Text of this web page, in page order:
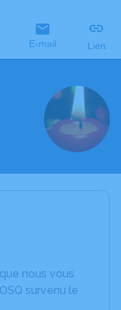
E-mail Lien
nous vous
survenu le